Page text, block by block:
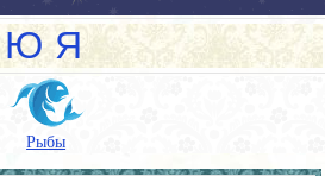
Ю Я
Рыбы